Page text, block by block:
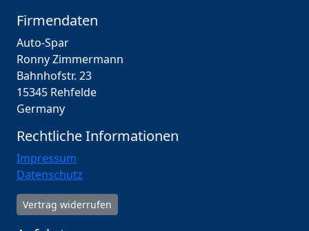
Firmendaten
Auto-Spar
Ronny Zimmermann
Bahnhofstr. 23
15345 Rehfelde
Germany
Rechtliche Informationen
Impressum
Datenschutz
Vertrag widerrufen